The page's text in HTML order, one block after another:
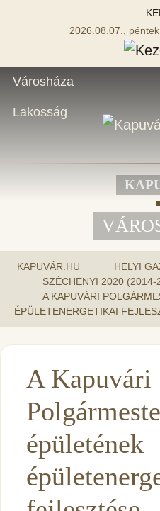
2026.08.07.,
Városháza
Lakosság
KAPUVÁR.HU HELYI
SZÉCHENYI 2020 (2014-
A KAPUVÁRI
ÉPÜLETENERGETIKAI
A Kapuvári
épületének